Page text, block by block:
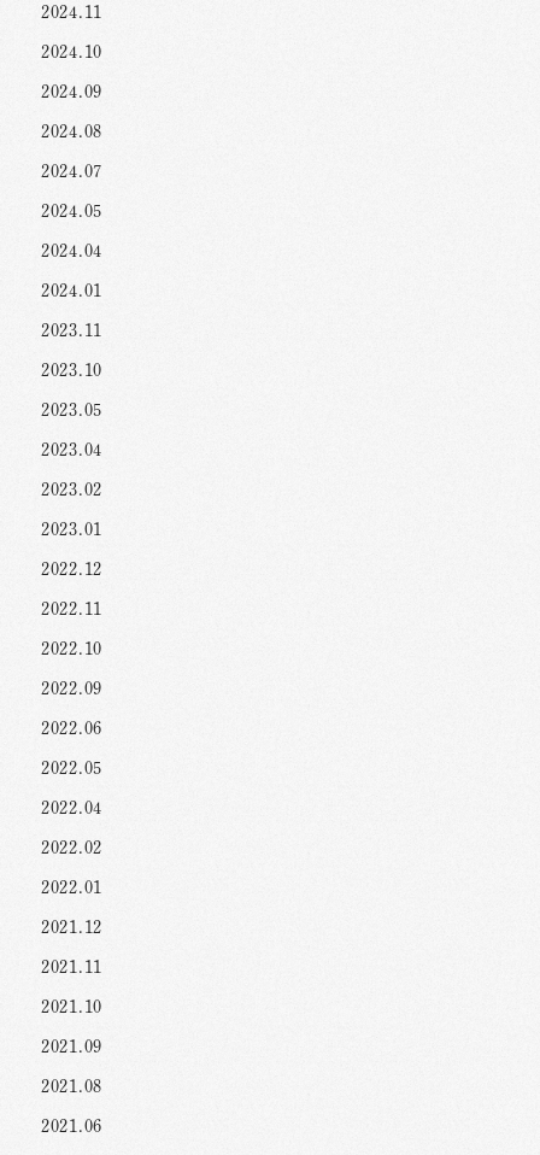
2024.11
2024.10
2024.09
2024.08
2024.07
2024.05
2024.04
2024.01
2023.11
2023.10
2023.05
2023.04
2023.02
2023.01
2022.12
2022.11
2022.10
2022.09
2022.06
2022.05
2022.04
2022.02
2022.01
2021.12
2021.11
2021.10
2021.09
2021.08
2021.06